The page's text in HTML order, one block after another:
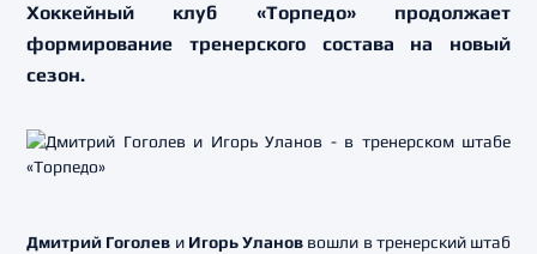
Хоккейный клуб «Торпедо» продолжает
формирование тренерского состава на новый
сезон.
Дмитрий Гоголев и Игорь Уланов вошли в тренерский штаб